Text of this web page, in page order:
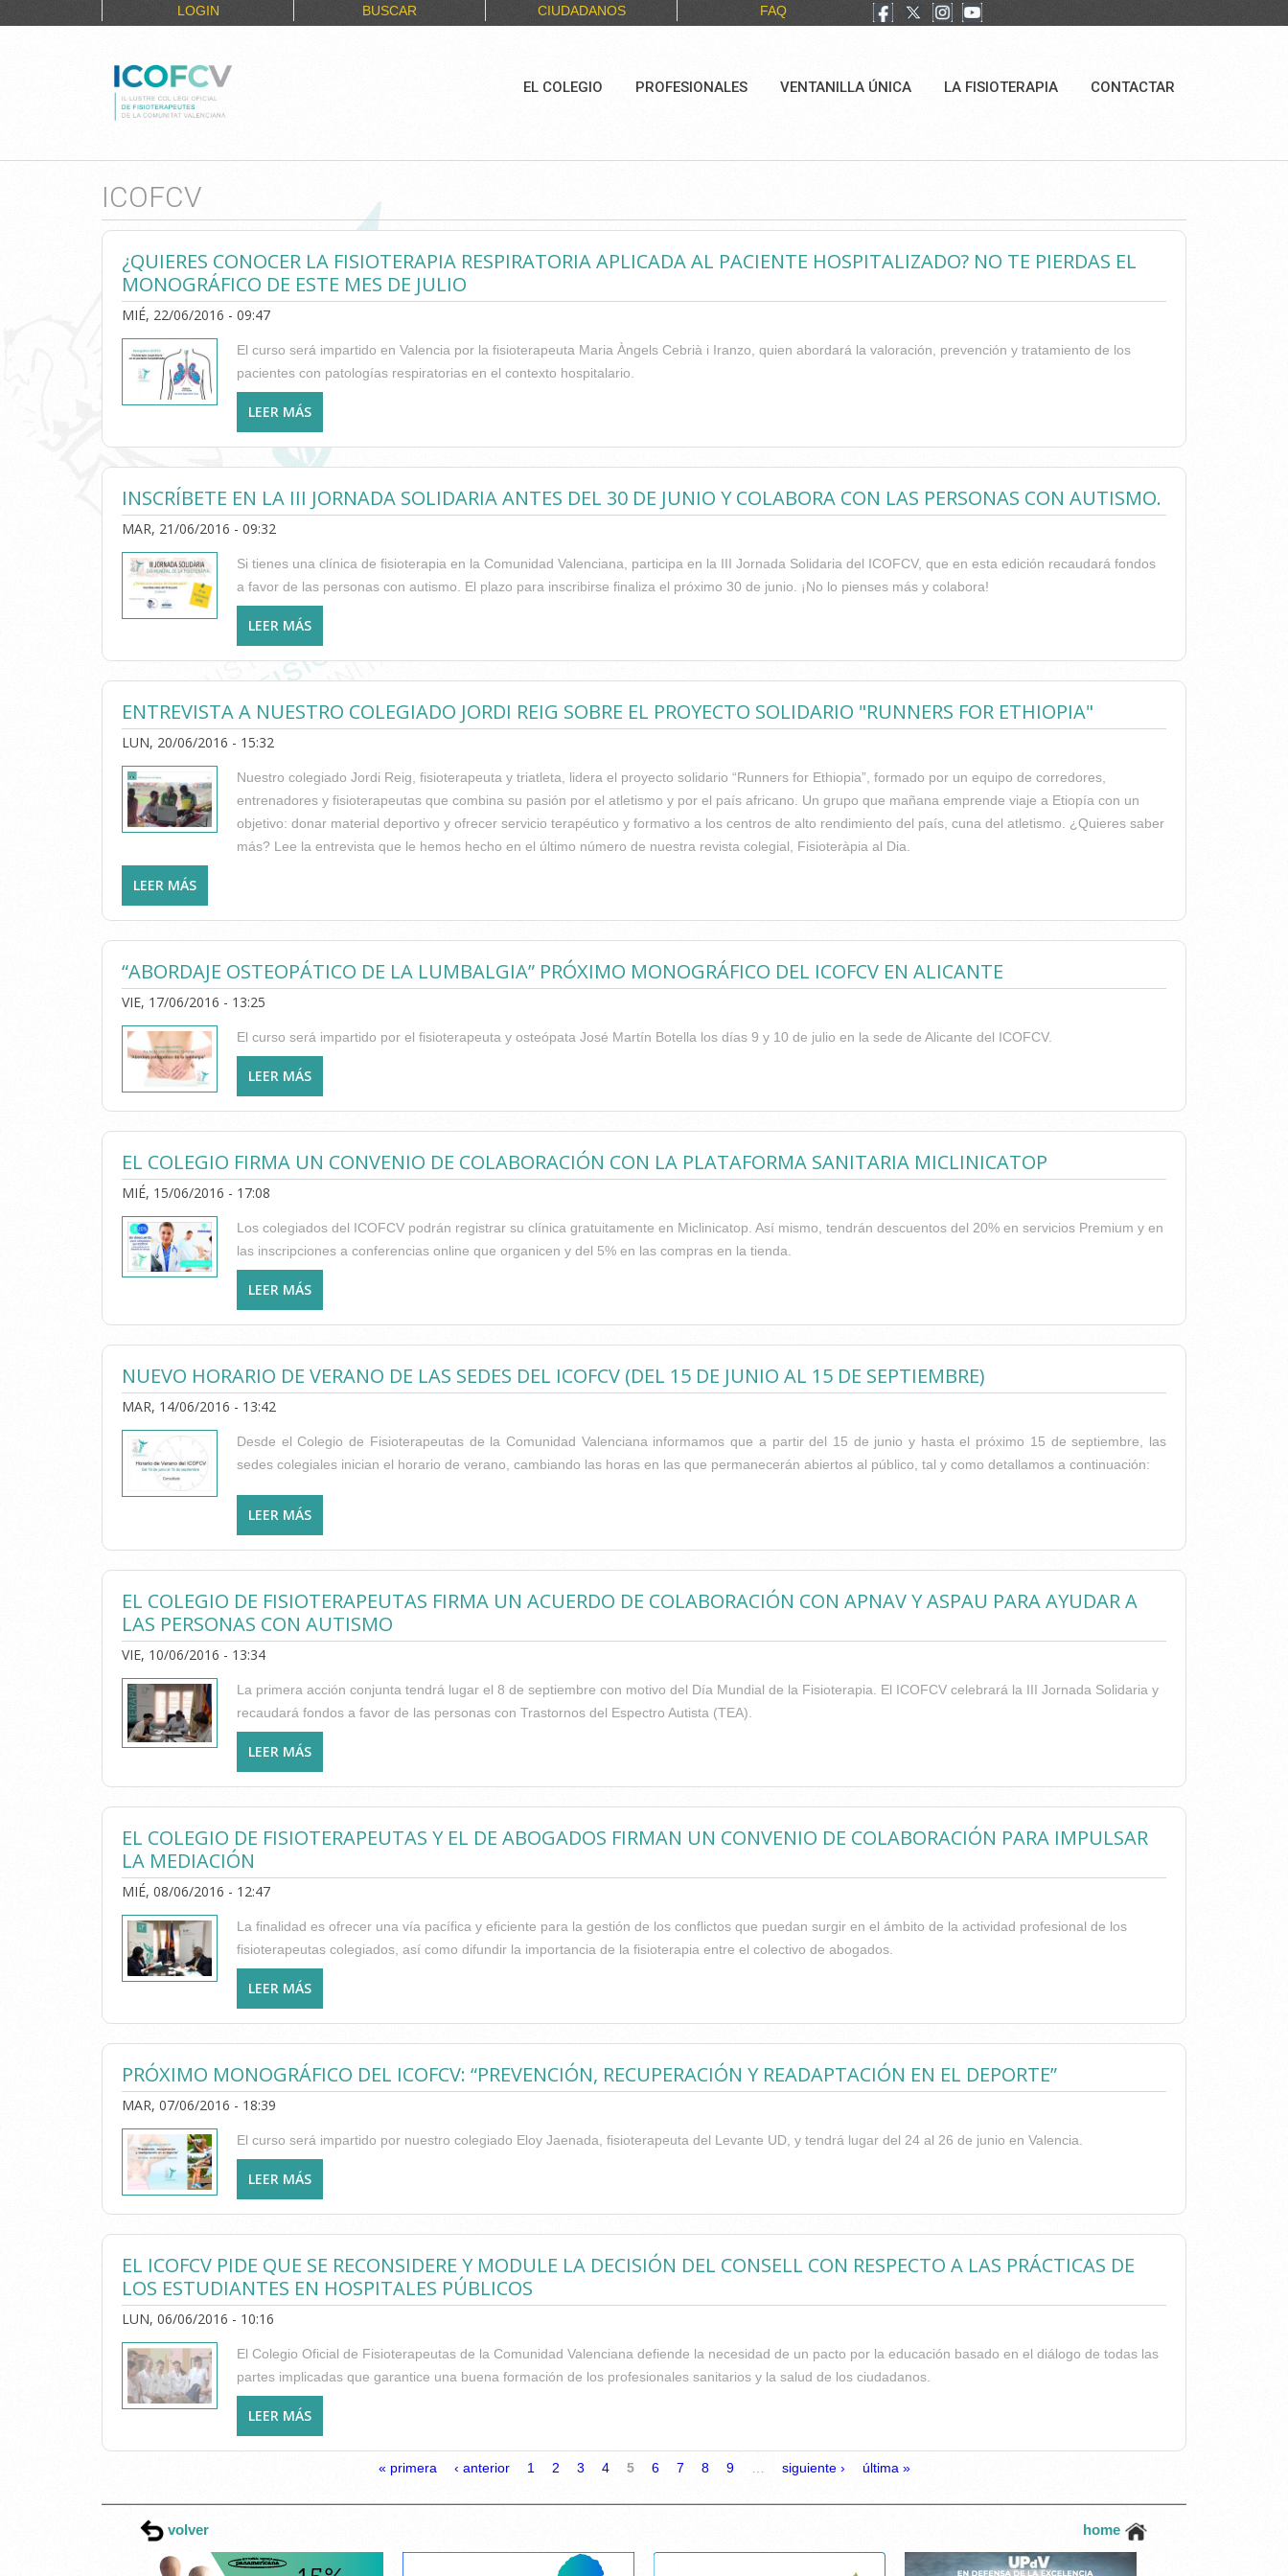
LOGIN BUSCAR CIUDADANOS FAQ
EL COLEGIO PROFESIONALES VENTANILLA ÚNICA LA FISIOTERAPIA CONTACTAR
ICOFCV
¿QUIERES CONOCER LA FISIOTERAPIA RESPIRATORIA APLICADA AL PACIENTE HOSPITALIZADO? NO TE PIERDAS EL
MONOGRÁFICO DE ESTE MES DE JULIO
MIÉ, 22/06/2016 - 09:47
El curso será impartido en Valencia por la fisioterapeuta Maria Àngels Cebrià i Iranzo, quien abordará la valoración, prevención y tratamiento de los
pacientes con patologías respiratorias en el contexto hospitalario.
LEER MÁS
DE ESTE MES DE JULIO
INSCRÍBETE EN LA III JORNADA SOLIDARIA ANTES DEL 30 DE JUNIO Y COLABORA CON LAS PERSONAS CON AUTISMO.
MAR, 21/06/2016 - 09:32
Si tienes una clínica de fisioterapia en la Comunidad Valenciana, participa en la III Jornada Solidaria del ICOFCV, que en esta edición recaudará fondos
a favor de las personas con autismo. El plazo para inscribirse finaliza el próximo 30 de junio. ¡No lo pienses más y colabora!
LEER MÁS
ENTREVISTA A NUESTRO COLEGIADO JORDI REIG SOBRE EL PROYECTO SOLIDARIO "RUNNERS FOR ETHIOPIA"
LUN, 20/06/2016 - 15:32
Nuestro colegiado Jordi Reig, fisioterapeuta y triatleta, lidera el proyecto solidario “Runners for Ethiopia”, formado por un equipo de corredores,
entrenadores y fisioterapeutas que combina su pasión por el atletismo y por el país africano. Un grupo que mañana emprende viaje a Etiopía con un
objetivo: donar material deportivo y ofrecer servicio terapéutico y formativo a los centros de alto rendimiento del país, cuna del atletismo. ¿Quieres saber
más? Lee la entrevista que le hemos hecho en el último número de nuestra revista colegial, Fisioteràpia al Dia.
LEER MÁS
“ABORDAJE OSTEOPÁTICO DE LA LUMBALGIA” PRÓXIMO MONOGRÁFICO DEL ICOFCV EN ALICANTE
VIE, 17/06/2016 - 13:25
El curso será impartido por el fisioterapeuta y osteópata José Martín Botella los días 9 y 10 de julio en la sede de Alicante del ICOFCV.
LEER MÁS
EL COLEGIO FIRMA UN CONVENIO DE COLABORACIÓN CON LA PLATAFORMA SANITARIA MICLINICATOP
MIÉ, 15/06/2016 - 17:08
Los colegiados del ICOFCV podrán registrar su clínica gratuitamente en Miclinicatop. Así mismo, tendrán descuentos del 20% en servicios Premium y en
las inscripciones a conferencias online que organicen y del 5% en las compras en la tienda.
LEER MÁS
NUEVO HORARIO DE VERANO DE LAS SEDES DEL ICOFCV (DEL 15 DE JUNIO AL 15 DE SEPTIEMBRE)
MAR, 14/06/2016 - 13:42
Desde el Colegio de Fisioterapeutas de la Comunidad Valenciana informamos que a partir del 15 de junio y hasta el próximo 15 de septiembre, las
sedes colegiales inician el horario de verano, cambiando las horas en las que permanecerán abiertos al público, tal y como detallamos a continuación:
LEER MÁS
EL COLEGIO DE FISIOTERAPEUTAS FIRMA UN ACUERDO DE COLABORACIÓN CON APNAV Y ASPAU PARA AYUDAR A
LAS PERSONAS CON AUTISMO
VIE, 10/06/2016 - 13:34
La primera acción conjunta tendrá lugar el 8 de septiembre con motivo del Día Mundial de la Fisioterapia. El ICOFCV celebrará la III Jornada Solidaria y
recaudará fondos a favor de las personas con Trastornos del Espectro Autista (TEA).
LEER MÁS
CON AUTISMO
EL COLEGIO DE FISIOTERAPEUTAS Y EL DE ABOGADOS FIRMAN UN CONVENIO DE COLABORACIÓN PARA IMPULSAR
LA MEDIACIÓN
MIÉ, 08/06/2016 - 12:47
La finalidad es ofrecer una vía pacífica y eficiente para la gestión de los conflictos que puedan surgir en el ámbito de la actividad profesional de los
fisioterapeutas colegiados, así como difundir la importancia de la fisioterapia entre el colectivo de abogados.
LEER MÁS
PRÓXIMO MONOGRÁFICO DEL ICOFCV: “PREVENCIÓN, RECUPERACIÓN Y READAPTACIÓN EN EL DEPORTE”
MAR, 07/06/2016 - 18:39
El curso será impartido por nuestro colegiado Eloy Jaenada, fisioterapeuta del Levante UD, y tendrá lugar del 24 al 26 de junio en Valencia.
LEER MÁS
EL ICOFCV PIDE QUE SE RECONSIDERE Y MODULE LA DECISIÓN DEL CONSELL CON RESPECTO A LAS PRÁCTICAS DE
LOS ESTUDIANTES EN HOSPITALES PÚBLICOS
LUN, 06/06/2016 - 10:16
El Colegio Oficial de Fisioterapeutas de la Comunidad Valenciana defiende la necesidad de un pacto por la educación basado en el diálogo de todas las
partes implicadas que garantice una buena formación de los profesionales sanitarios y la salud de los ciudadanos.
LEER MÁS
ESTUDIANTES EN HOSPITALES PÚBLICOS
« primera ‹ anterior 1 2 3 4 5 6 7 8 9 siguiente › última »
volver home